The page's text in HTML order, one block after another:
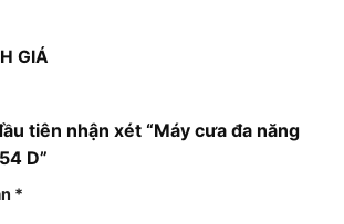
GIÁ
tiên nhận xét “Máy cưa đa năng
D”
*